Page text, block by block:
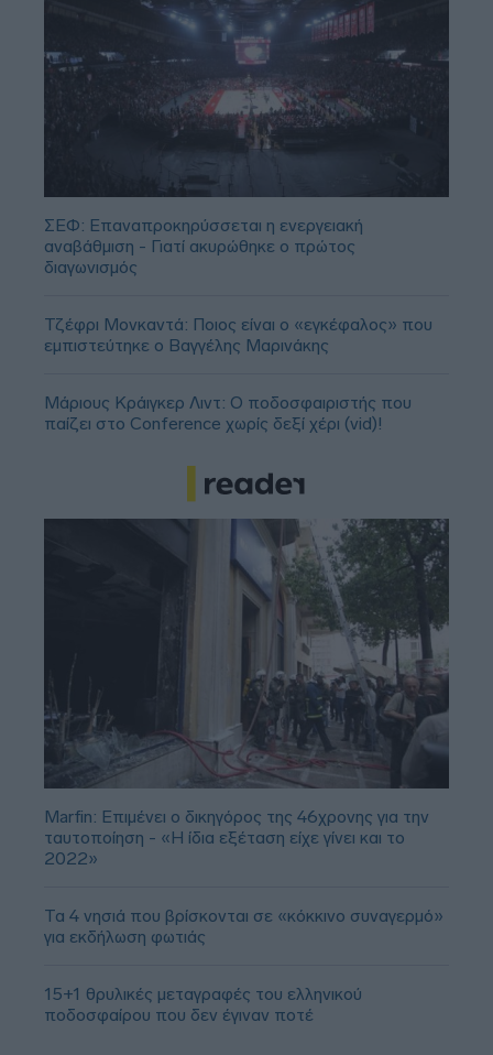
ΣΕΦ: Επαναπροκηρύσσεται η ενεργειακή
αναβάθμιση - Γιατί ακυρώθηκε ο πρώτος
διαγωνισμός
Τζέφρι Μονκαντά: Ποιος είναι ο «εγκέφαλος» που
εμπιστεύτηκε ο Βαγγέλης Μαρινάκης
Μάριους Κράιγκερ Λιντ: Ο ποδοσφαιριστής που
παίζει στο Conference χωρίς δεξί χέρι (vid)!
Marfin: Επιμένει ο δικηγόρος της 46χρονης για την
ταυτοποίηση - «Η ίδια εξέταση είχε γίνει και το
2022»
Τα 4 νησιά που βρίσκονται σε «κόκκινο συναγερμό»
για εκδήλωση φωτιάς
15+1 θρυλικές μεταγραφές του ελληνικού
ποδοσφαίρου που δεν έγιναν ποτέ